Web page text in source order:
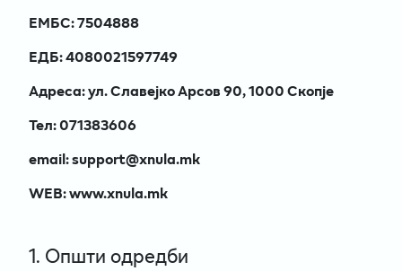
ЕМБС: 7504888
ЕДБ: 4080021597749
Адреса: ул. Славејко Арсов 90, 1000 Скопје
Тел: 071383606
email: support@xnula.mk
WEB: www.xnula.mk
1. Општи одредби